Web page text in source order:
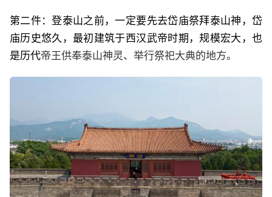
第二件：登泰山之前，一定要先去岱庙祭拜泰山神，岱
庙历史悠久，最初建筑于西汉武帝时期，规模宏大，也
是历代帝王供奉泰山神灵、举行祭祀大典的地方。